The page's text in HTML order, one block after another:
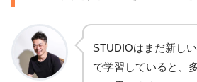
STUDIOはまだ新し
で学習していると、